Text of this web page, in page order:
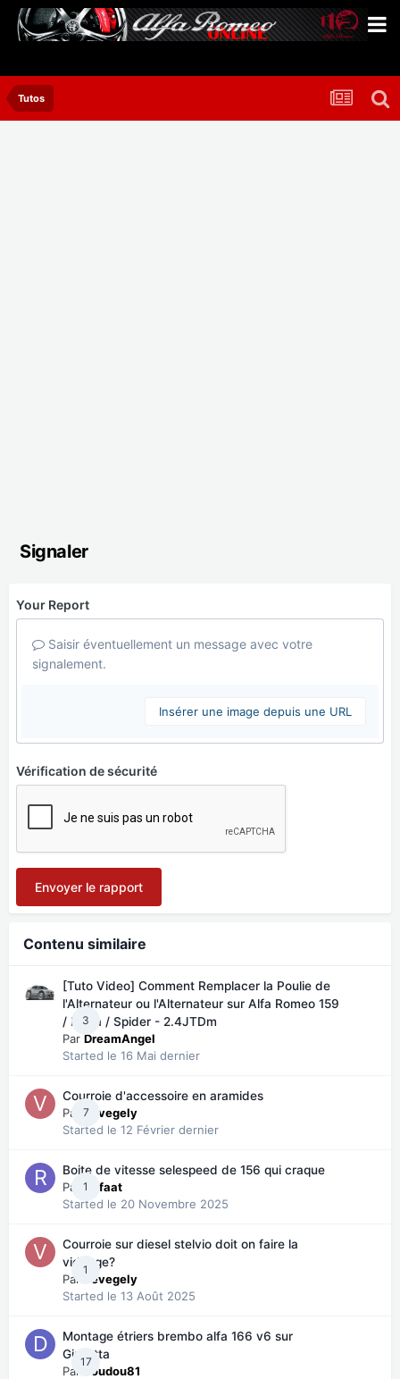
Tutos
Signaler
Your Report
Saisir éventuellement un message avec votre
signalement.
Insérer une image depuis une URL
Vérification de sécurité
Envoyer le rapport
Contenu similaire
3
[Tuto Video] Comment Remplacer la Poulie de
l'Alternateur ou l'Alternateur sur Alfa Romeo 159
/ Brera / Spider - 2.4JTDm
Par DreamAngel
Started le 16 Mai dernier
7
Courroie d'accessoire en aramides
Parvevegely
Started le 12 Février dernier
1
Boite de vitesse selespeed de 156 qui craque
ParRefaat
Started le 20 Novembre 2025
1
Courroie sur diesel stelvio doit on faire la
vidange?
Par
vevegely
Started le 13 Août 2025
17
Montage étriers brembo alfa 166 v6 sur
Giulietta
Par
doudou81